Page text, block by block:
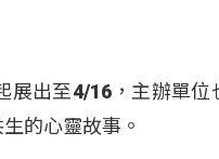
展出至4/16，主辦單
的心靈故事。